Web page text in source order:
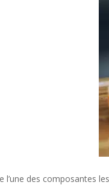
l’une des composantes